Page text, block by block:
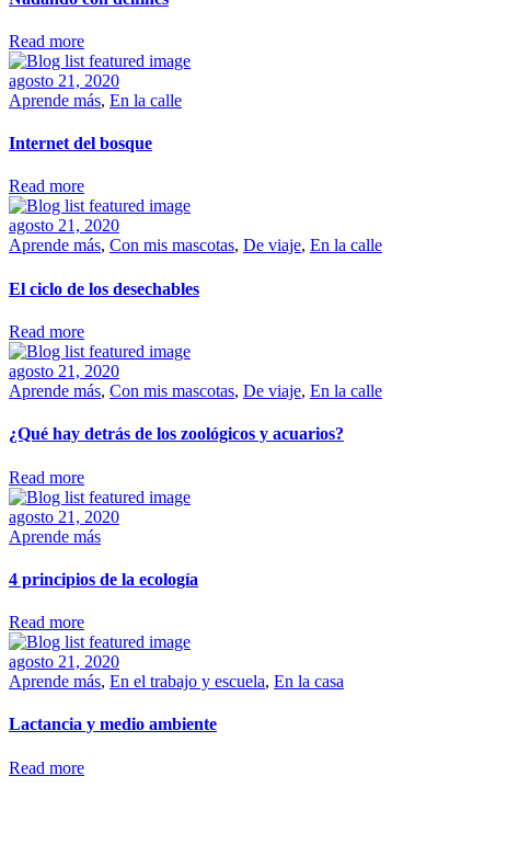
Read more
agosto 21, 2020
Aprende más, En la calle
Internet del bosque
Read more
agosto 21, 2020
Aprende más, Con mis mascotas, De viaje, En la calle
El ciclo de los desechables
Read more
agosto 21, 2020
Aprende más, Con mis mascotas, De viaje, En la calle
¿Qué hay detrás de los zoológicos y acuarios?
Read more
agosto 21, 2020
Aprende más
4 principios de la ecología
Read more
agosto 21, 2020
Aprende más, En el trabajo y escuela, En la casa
Lactancia y medio ambiente
Read more